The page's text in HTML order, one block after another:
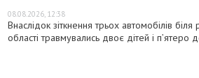
08.08.2026, 12:38
Внаслідок зіткнення трьох автомобілів
області травмувались двоє дітей і пʼятеро